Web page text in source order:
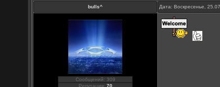
bulls^ Дата: Воскресенье,
Сообщений: 309